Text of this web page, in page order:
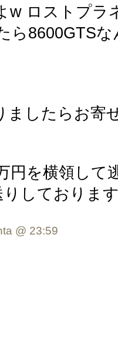
w ロストプラ
ら8600GTS
ましたらお寄
円を横領して
しておりま
@ 23:59